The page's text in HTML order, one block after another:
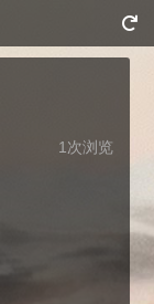
1次浏览